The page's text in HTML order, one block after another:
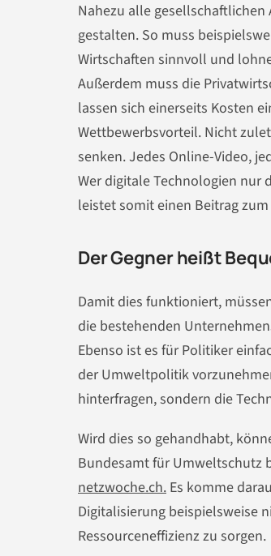
Nahezu alle
gestalten. So muss
Wirtschaften sinnvoll und
Außerdem muss die
lassen sich einerseits Kosten
Wettbewerbsvorteil. Nicht
senken. Jedes Online-Video,
Wer digitale Technologien nur
leistet somit einen Beitrag
Der Gegner heißt
Damit dies funktioniert,
die bestehenden
Ebenso ist es für Politiker
der Umweltpolitik
hinterfragen, sondern die
Wird dies so gehandhabt,
Bundesamt für Umweltschutz
netzwoche.ch. Es komme
Digitalisierung beispielsweise
Ressourceneffizienz zu sorgen.